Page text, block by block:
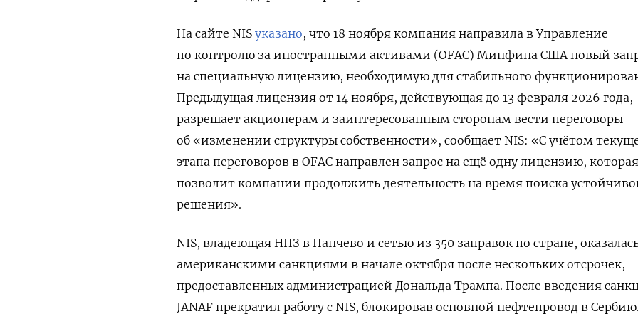
На сайте NIS указано, что 18 ноября компания направила в Управление
по контролю за иностранными активами (OFAC) Минфина США новый
на специальную лицензию, необходимую для стабильного
Предыдущая лицензия от 14 ноября, действующая до 13 февраля 2026 года,
разрешает акционерам и заинтересованным сторонам вести переговоры
об «изменении структуры собственности», сообщает NIS: «С учётом
этапа переговоров в OFAC направлен запрос на ещё одну лицензию, которая
позволит компании продолжить деятельность на время поиска
решения».
NIS, владеющая НПЗ в Панчево и сетью из 350 заправок по стране,
американскими санкциями в начале октября после нескольких отсрочек,
предоставленных администрацией Дональда Трампа. После введения
JANAF прекратил работу с NIS, блокировав основной нефтепровод в Сербию.